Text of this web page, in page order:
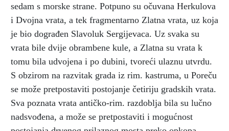
sedam s morske strane. Potpuno su očuvana Herkulova
i Dvojna vrata, a tek fragmentarno Zlatna vrata, uz koja
je bio dograđen Slavoluk Sergijevaca. Uz svaka su
vrata bile dvije obrambene kule, a Zlatna su vrata k
tomu bila udvojena i po dubini, tvoreći ulaznu utvrdu.
S obzirom na razvitak grada iz rim. kastruma, u Poreču
se može pretpostaviti postojanje četiriju gradskih vrata.
Sva poznata vrata antičko-rim. razdoblja bila su lučno
nadsvođena, a može se pretpostaviti i mogućnost